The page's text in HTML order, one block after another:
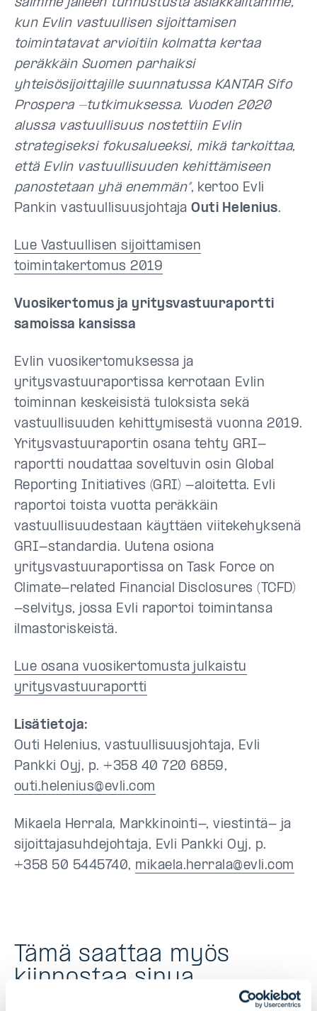
saimme jälleen tunnustusta asiakkailtamme,
kun Evlin vastuullisen sijoittamisen
toimintatavat arvioitiin kolmatta kertaa
peräkkäin Suomen parhaiksi
yhteisösijoittajille suunnatussa KANTAR Sifo
Prospera -tutkimuksessa. Vuoden 2020
alussa vastuullisuus nostettiin Evlin
strategiseksi fokusalueeksi, mikä tarkoittaa,
että Evlin vastuullisuuden kehittämiseen
panostetaan yhä enemmän”, kertoo Evli
Pankin vastuullisuusjohtajaOuti Helenius.
Lue Vastuullisen sijoittamisen
toimintakertomus 2019
Vuosikertomus ja yritysvastuuraportti
samoissa kansissa
Evlin vuosikertomuksessa ja
yritysvastuuraportissa kerrotaan Evlin
toiminnan keskeisistä tuloksista sekä
vastuullisuuden kehittymisestä vuonna 2019.
Yritysvastuuraportin osana tehty GRI-
raportti noudattaa soveltuvin osin Global
Reporting Initiatives (GRI) -aloitetta. Evli
raportoi toista vuotta peräkkäin
vastuullisuudestaan käyttäen viitekehyksenä
GRI-standardia. Uutena osiona
yritysvastuuraportissa on Task Force on
Climate-related Financial Disclosures (TCFD)
-selvitys, jossa Evli raportoi toimintansa
ilmastoriskeistä.
Lue osana vuosikertomusta julkaistu
yritysvastuuraportti
Lisätietoja:
Outi Helenius, vastuullisuusjohtaja, Evli
Pankki Oyj, p. +358 40 720 6859,
outi.helenius@evli.com
Mikaela Herrala, Markkinointi-, viestintä- ja
sijoittajasuhdejohtaja, Evli Pankki Oyj, p.
+358 50 5445740, mikaela.herrala@evli.com
Tämä saattaa myös
kiinnostaa sinua